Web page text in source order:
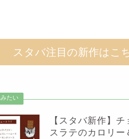
スタバ注目の新作はこ
【スタバ新作】
スラテのカロリー